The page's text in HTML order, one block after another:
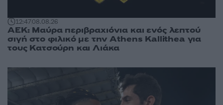
12:4708.08.26
ΑΕΚ: Μαύρα περιβραχιόνια και ενός λεπτού
σιγή στο φιλικό με την Athens Kallithea για
τους Κατσούρη και Λιάκα